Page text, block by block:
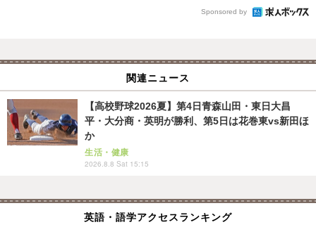
Sponsored by
関連ニュース
【高校野球2026夏】第4日青森山田・東日大昌
平・大分商・英明が勝利、第5日は花巻東vs新田ほ
か
生活・健康
2026.8.8 Sat 15:15
英語・語学アクセスランキング